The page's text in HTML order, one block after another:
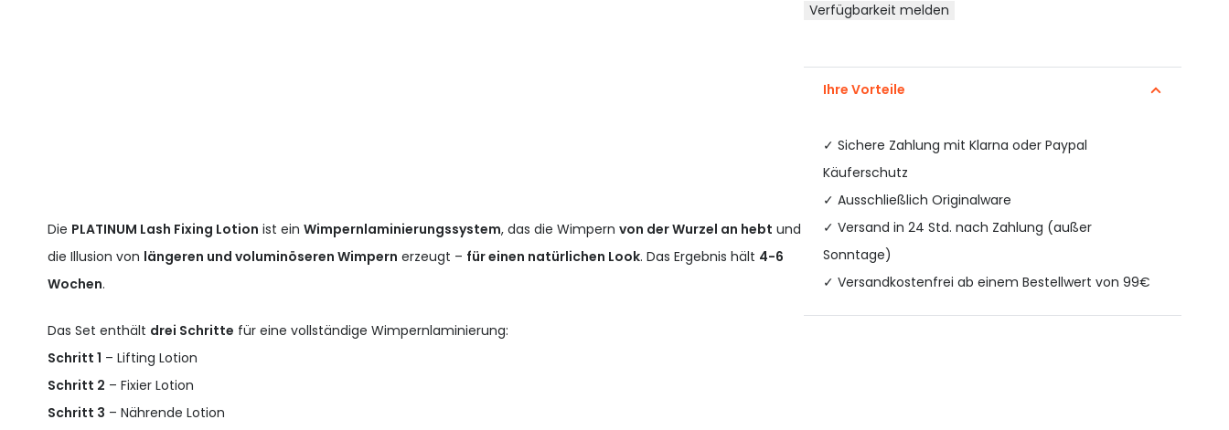
Verfügbarkeit melden
Ihre Vorteile
✓ Sichere Zahlung mit Klarna oder Paypal
Käuferschutz
✓ Ausschließlich Originalware
✓ Versand in 24 Std. nach Zahlung (außer
Sonntage)
✓ Versandkostenfrei ab einem Bestellwert von 99€
Die PLATINUM Lash Fixing Lotion ist ein Wimpernlaminierungssystem, das die Wimpern von der Wurzel an hebt und
die Illusion von längeren und voluminöseren Wimpern erzeugt – für einen natürlichen Look. Das Ergebnis hält 4-6
Wochen.
Das Set enthält drei Schritte für eine vollständige Wimpernlaminierung:
Schritt 1 – Lifting Lotion
Schritt 2 – Fixier Lotion
Schritt 3 – Nährende Lotion